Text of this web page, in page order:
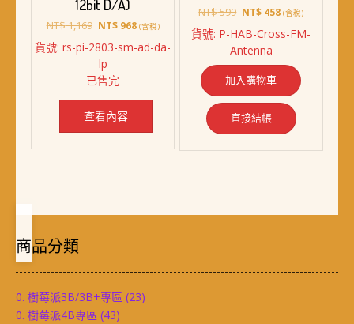
12bit D/A)
NT$1,169 原
價
格：
NT$ 1,169。
NT$968目
價
(含稅)
貨號: rs-pi-2803-sm-ad-da-
lp
已售完
查看內容
NT$599 原
價
格：
NT$ 599。
NT$ 458目
價
NT$ 458。
(含稅)
貨號: P-HAB-Cross-FM-
Antenna
加入購物車
直接結帳
商品分類
0. 樹莓派3B/3B+專區 (23)
0. 樹莓派4B專區 (43)